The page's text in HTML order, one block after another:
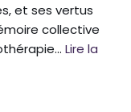
et ses vertus
collective
Lire la